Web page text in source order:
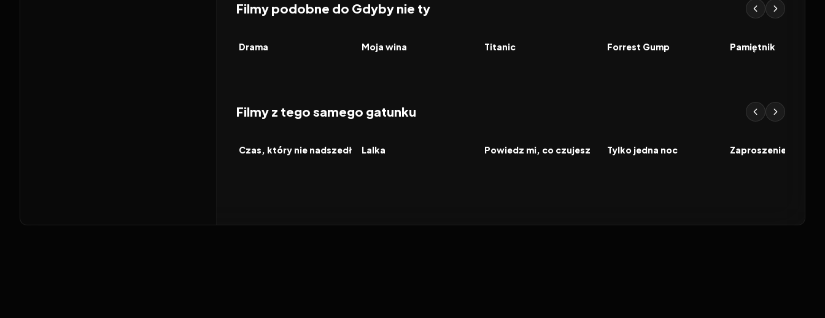
Filmy podobne do Gdyby nie ty
FILM
Drama FILM
Moja wina FILM
Titanic FILM
Forrest Gump FILM
2004
Pamiętnik
Filmy z tego samego gatunku
FILM
Czas, który nie nadszedł FILM
Lalka FILM
Powiedz mi, co czujesz FILM
Tylko jedna noc FILM
2026
Zaproszenie.